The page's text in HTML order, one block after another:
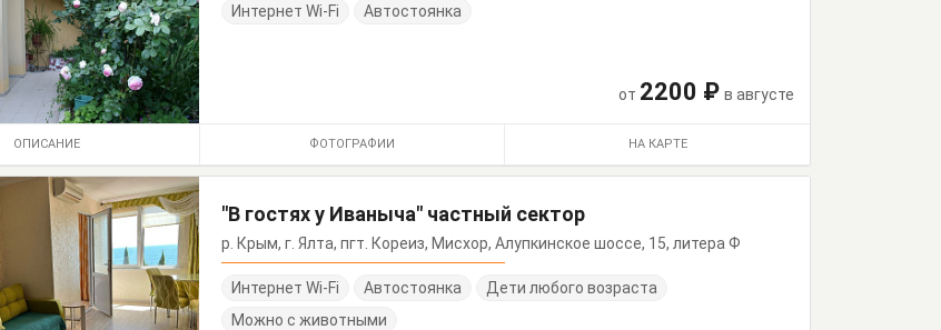
Интернет Wi-Fi Автостоянка
от 2200 ₽ в августе
ОПИСАНИЕ ФОТОГРАФИИ НА КАРТЕ
"В гостях у Иваныча" частный сектор
р. Крым, г. Ялта, пгт. Кореиз, Мисхор, Алупкинское шоссе, 15, литера Ф
Интернет Wi-Fi Автостоянка
Дети любого возраста
Можно с животными